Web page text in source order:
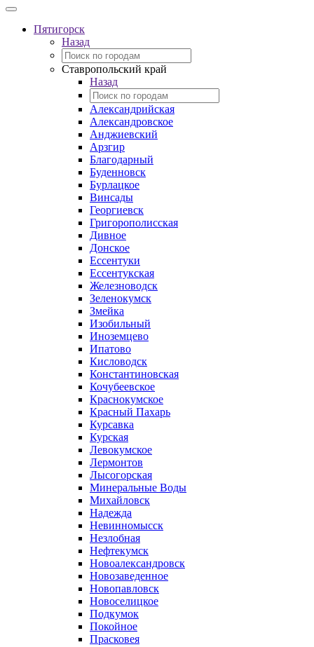
Пятигорск
Назад
Ставропольский край
Назад
Александрийская
Александровское
Анджиевский
Арзгир
Благодарный
Буденновск
Бурлацкое
Винсады
Георгиевск
Григорополисская
Дивное
Донское
Ессентуки
Ессентукская
Железноводск
Зеленокумск
Змейка
Изобильный
Иноземцево
Ипатово
Кисловодск
Константиновская
Кочубеевское
Краснокумское
Красный Пахарь
Курсавка
Курская
Левокумское
Лермонтов
Лысогорская
Минеральные Воды
Михайловск
Надежда
Невинномысск
Незлобная
Нефтекумск
Новоалександровск
Новозаведенное
Новопавловск
Новоселицкое
Подкумок
Покойное
Прасковея